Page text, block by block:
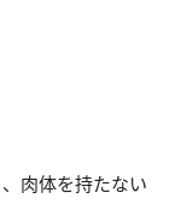
肉体を持たない